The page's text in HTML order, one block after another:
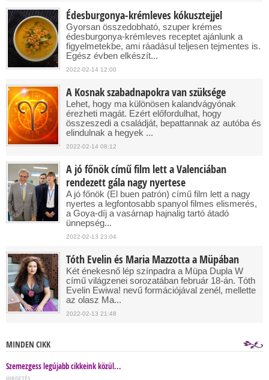
Édesburgonya-krémleves kókusztejjel
Gyorsan összedobható, szuper krémes
édesburgonya-krémleves receptet ajánlunk a
figyelmetekbe, ami ráadásul teljesen tejmentes is.
Egész évben elkészít...
2022-02-14 12:00
A Kosnak szabadnapokra van szüksége
Lehet, hogy ma különösen kalandvágyónak
érezheti magát. Ezért előfordulhat, hogy
összeszedi a családját, bepattannak az autóba és
elindulnak a hegyek ...
2022-02-14 08:12
A jó főnök című film lett a Valenciában
rendezett gála nagy nyertese
A jó főnök (El buen patrón) című film lett a nagy
nyertes a legfontosabb spanyol filmes elismerés,
a Goya-díj a vasárnap hajnalig tartó átadó
ünnepség...
2022-02-13 23:04
Tóth Evelin és Maria Mazzotta a Müpában
Két énekesnő lép színpadra a Müpa Dupla W
című világzenei sorozatában február 18-án. Tóth
Evelin Ewiwa! nevű formációjával zenél, mellette
az olasz Ma...
2022-02-13 21:48
MINDEN CIKK
Szemezgess legújabb cikkeink közül...